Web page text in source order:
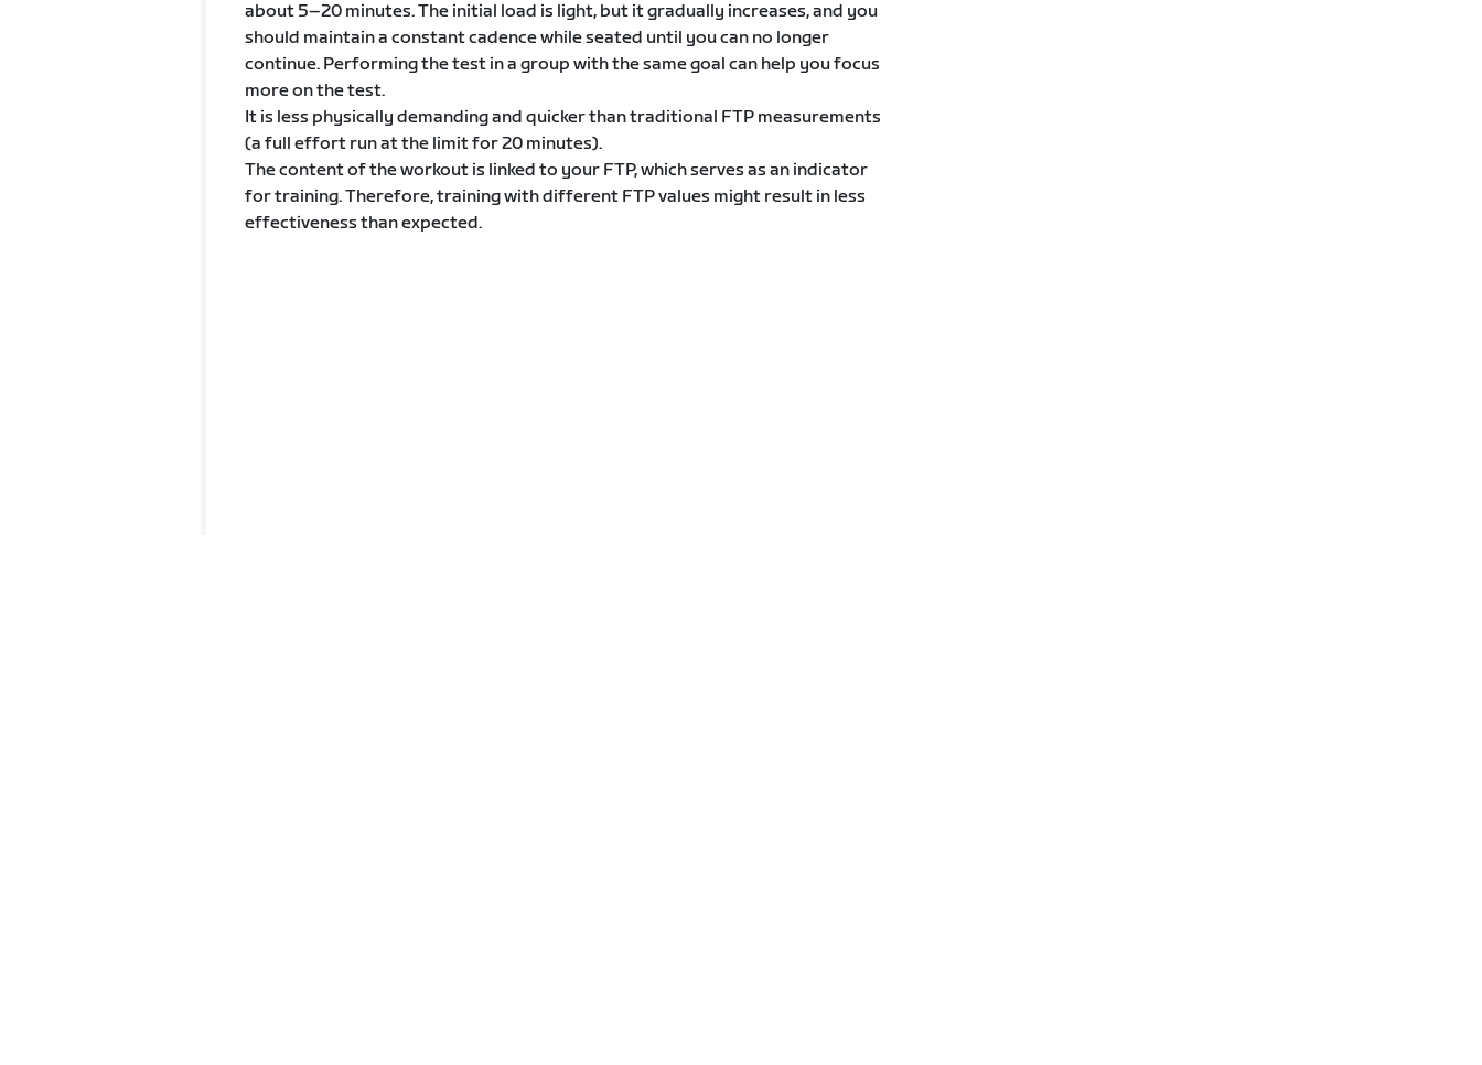
about 5–20 minutes. The initial load is light, but it gradually increases, and you
should maintain a constant cadence while seated until you can no longer
continue. Performing the test in a group with the same goal can help you focus
more on the test.
It is less physically demanding and quicker than traditional FTP measurements
(a full effort run at the limit for 20 minutes).
The content of the workout is linked to your FTP, which serves as an indicator
for training. Therefore, training with different FTP values might result in less
effectiveness than expected.